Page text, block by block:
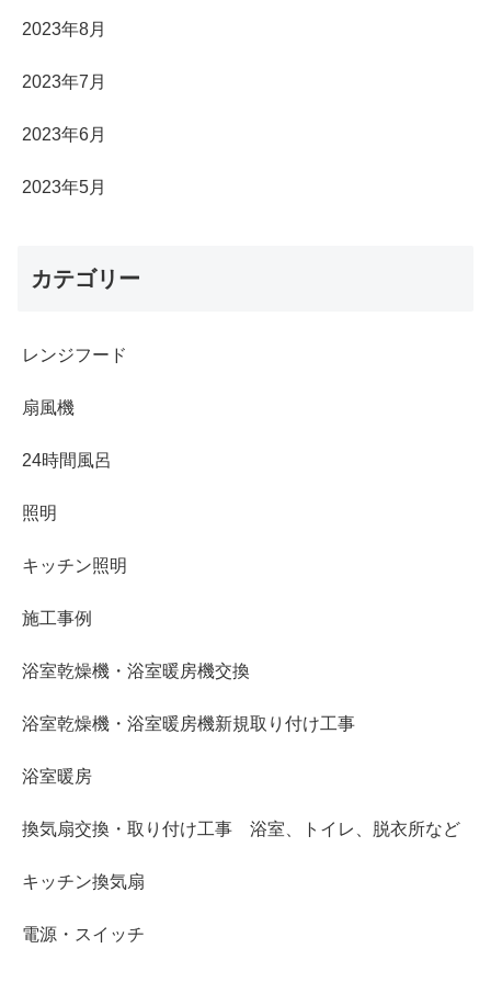
2023年8月
2023年7月
2023年6月
2023年5月
カテゴリー
レンジフード
扇風機
24時間風呂
照明
キッチン照明
施工事例
浴室乾燥機・浴室暖房機交換
浴室乾燥機・浴室暖房機新規取り付け工事
浴室暖房
換気扇交換・取り付け工事 浴室、トイレ、脱衣所など
キッチン換気扇
電源・スイッチ